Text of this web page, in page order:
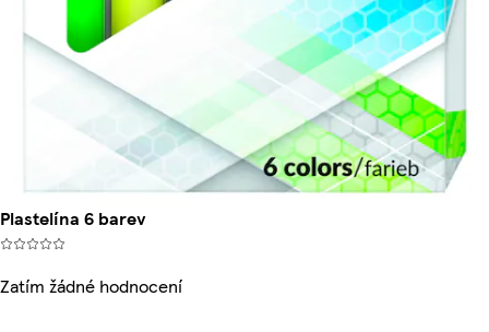
Plastelína 6 barev
Zatím žádné hodnocení